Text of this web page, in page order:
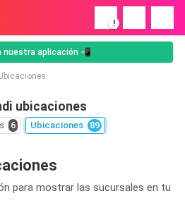
!
nuestra aplicación 📲
ubicaciones
6 Ubicaciones 89
para mostrar las sucursales en tu